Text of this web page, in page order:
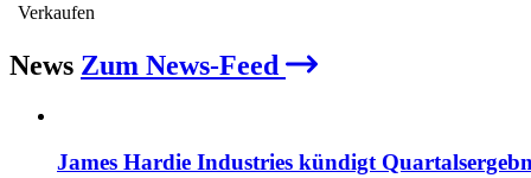
Verkaufen
News Zum News-Feed
James Hardie Industries kündigt